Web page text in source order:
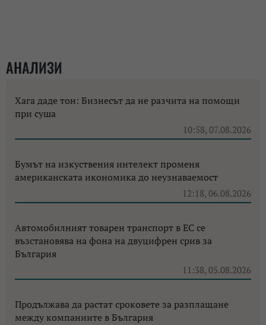
АНАЛИЗИ
Хага даде тон: Бизнесът да не разчита на помощи
при суша
10:58, 07.08.2026
Бумът на изкуствения интелект променя
американската икономика до неузнаваемост
12:18, 06.08.2026
Автомобилният товарен транспорт в ЕС се
възстановява на фона на двуцифрен срив за
България
11:38, 05.08.2026
Продължава да растат сроковете за разплащане
между компаниите в България